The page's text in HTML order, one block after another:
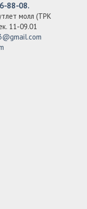
88-08.
молл (ТРК
11-09.01